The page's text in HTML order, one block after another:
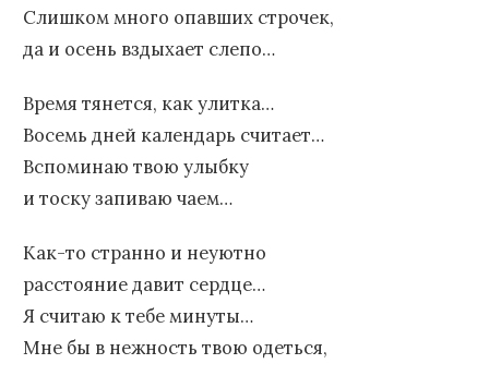
Слишком много опавших строчек,
да и осень вздыхает слепо…
Время тянется, как улитка…
Восемь дней календарь считает…
Вспоминаю твою улыбку
и тоску запиваю чаем…
Как-то странно и неуютно
расстояние давит сердце…
Я считаю к тебе минуты…
Мне бы в нежность твою одеться,